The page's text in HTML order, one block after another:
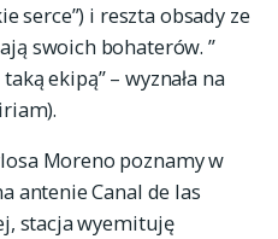
serce”) i reszta obsady ze
swoich bohaterów. ”
ekipą” – wyznała na
Moreno poznamy w
antenie Canal de las
stacja wyemituję